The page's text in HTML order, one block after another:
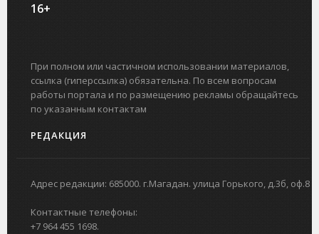
16+
При полном или частичном использовании материалов,
ссылка (гиперссылка) обязательна. По всем вопросам
работы портала и по размещению рекламы обращайтесь
по указанным контактам
РЕДАКЦИЯ
Адрес редакции: 685000. г.Магадан. улица Горького, д.3б, оф.8
Контактные телефоны:
+7 964 455 1698.